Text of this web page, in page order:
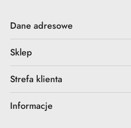
Dane adresowe
Sklep
Strefa klienta
Informacje